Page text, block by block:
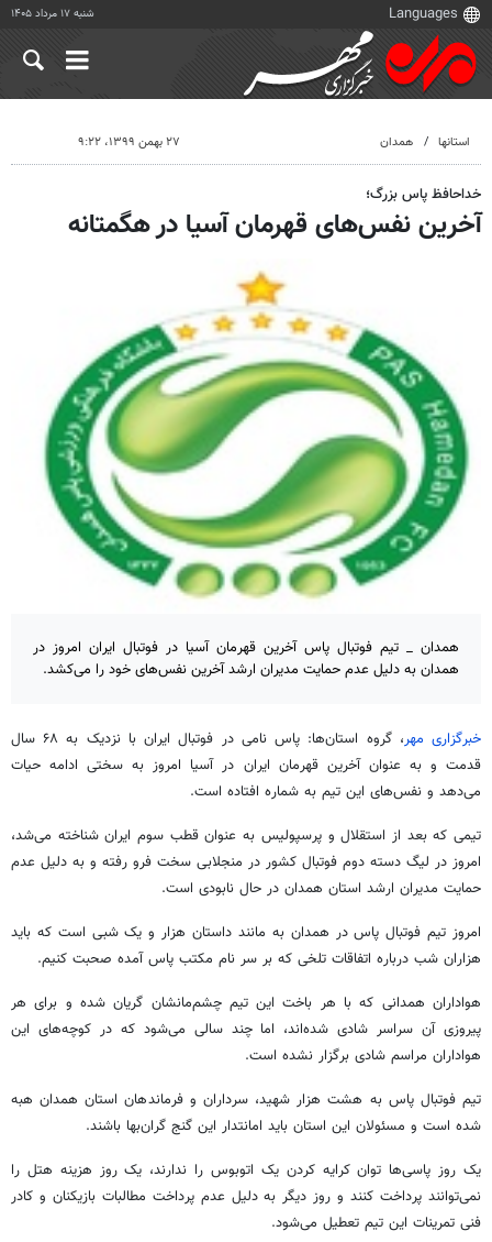
شنبه ۱۷ مرداد ۱۴۰۵
استانها همدان ۲۷ بهمن ۱۳۹۹، ۹:۲۲
خداحافظ پاس بزرگ؛
آخرین نفس‌های قهرمان آسیا در هگمتانه
همدان _ تیم فوتبال پاس آخرین قهرمان آسیا در فوتبال ایران امروز در
همدان به دلیل عدم حمایت مدیران ارشد آخرین نفس‌های خود را می‌کشد.
خبرگزاری مهر
، گروه استان‌ها: پاس نامی در فوتبال ایران با نزدیک به ۶۸ سال
قدمت و به عنوان آخرین قهرمان ایران در آسیا امروز به سختی ادامه حیات
می‌دهد و نفس‌های این تیم به شماره افتاده است.
تیمی که بعد از استقلال و پرسپولیس به عنوان قطب سوم ایران شناخته می‌شد،
امروز در لیگ دسته دوم فوتبال کشور در منجلابی سخت فرو رفته و به دلیل عدم
حمایت مدیران ارشد استان همدان در حال نابودی است.
امروز تیم فوتبال پاس در همدان به مانند داستان هزار و یک شبی است که باید
هزاران شب درباره اتفاقات تلخی که بر سر نام مکتب پاس آمده صحبت کنیم.
هواداران همدانی که با هر باخت این تیم چشم‌مانشان گریان شده و برای هر
پیروزی آن سراسر شادی شده‌اند، اما چند سالی می‌شود که در کوچه‌های این
هواداران مراسم شادی برگزار نشده است.
تیم فوتبال پاس به هشت هزار شهید، سرداران و فرماندهان استان همدان هبه
شده است و مسئولان این استان باید امانتدار این گنج گران‌بها باشند.
یک روز پاسی‌ها توان کرایه کردن یک اتوبوس را ندارند، یک روز هزینه هتل را
نمی‌توانند پرداخت کنند و روز دیگر به دلیل عدم پرداخت مطالبات بازیکنان و کادر
فنی تمرینات این تیم تعطیل می‌شود.